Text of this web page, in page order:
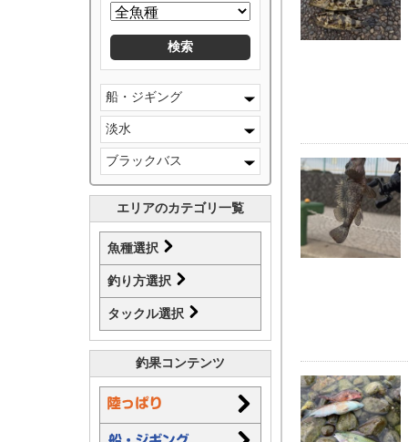
船・ジギング
淡水
ブラックバス
エリアのカテゴリ一覧
魚種選択
釣り方選択
タックル選択
釣果コンテンツ